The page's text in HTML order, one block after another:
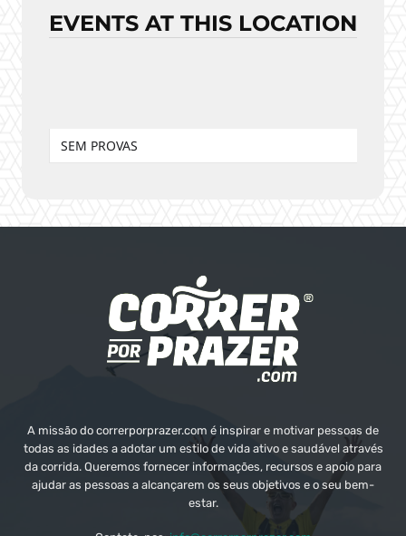
EVENTS AT THIS LOCATION
SEM PROVAS
A missão do correrporprazer.com é inspirar e motivar pessoas de
todas as idades a adotar um estilo de vida ativo e saudável através
da corrida. Queremos fornecer informações, recursos e apoio para
ajudar as pessoas a alcançarem os seus objetivos e o seu bem-
estar.